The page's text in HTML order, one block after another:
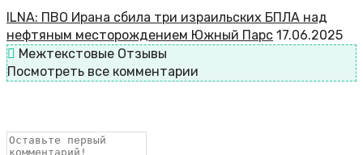
ILNA: ПВО Ирана сбила три израильских БПЛА над
нефтяным месторождением Южный Парс 17.06.2025
Межтекстовые Отзывы
Посмотреть все комментарии